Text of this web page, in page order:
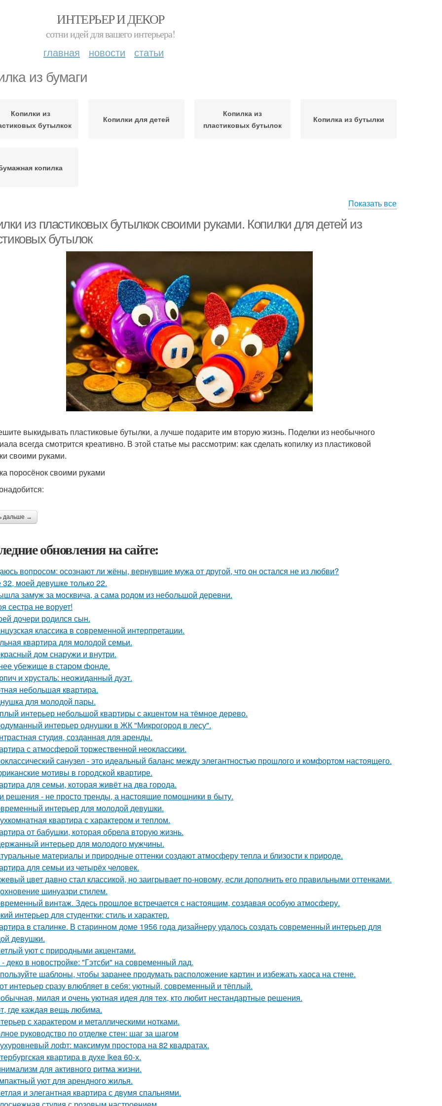
ИНТЕРЬЕР И ДЕКОР
сотни идей для вашего интерьера!
главная новости статьи
из бумаги
Копилки из
бутылкок
Копилки для детей
Копилка из
пластиковых бутылок
Копилка из бутылки
копилка
Показать все
из пластиковых бутылкок своими руками. Копилки для детей из
бутылок
выкидывать пластиковые бутылки, а лучше подарите им вторую жизнь. Поделки из необычного
всегда смотрится креативно. В этой статье мы рассмотрим: как сделать копилку из пластиковой
своими руками.
поросёнок своими руками
дальше →
обновления на сайте:
вопросом: осознают ли жёны, вернувшие мужа от другой, что он остался не из любви?
моей девушке только 22.
замуж за москвича, а сама родом из небольшой деревни.
сестра не ворует!
дочери родился сын.
классика в современной интерпретации.
квартира для молодой семьи.
дом снаружи и внутри.
убежище в старом фонде.
и хрусталь: неожиданный дуэт.
небольшая квартира.
для молодой пары.
интерьер небольшой квартиры с акцентом на тёмное дерево.
интерьер однушки в ЖК "Микрогород в лесу".
студия, созданная для аренды.
с атмосферой торжественной неоклассики.
санузел - это идеальный баланс между элегантностью прошлого и комфортом настоящего.
мотивы в городской квартире.
для семьи, которая живёт на два города.
решения - не просто тренды, а настоящие помощники в быту.
интерьер для молодой девушки.
квартира с характером и теплом.
от бабушки, которая обрела вторую жизнь.
интерьер для молодого мужчины.
материалы и природные оттенки создают атмосферу тепла и близости к природе.
для семьи из четырёх человек.
цвет давно стал классикой, но заигрывает по-новому, если дополнить его правильными оттенками.
шинуазри стилем.
винтаж. Здесь прошлое встречается с настоящим, создавая особую атмосферу.
интерьер для студентки: стиль и характер.
в сталинке. В старинном доме 1956 года дизайнеру удалось создать современный интерьер для
девушки.
уют с природными акцентами.
деко в новостройке: "Гэтсби" на современный лад.
шаблоны, чтобы заранее продумать расположение картин и избежать хаоса на стене.
интерьер сразу влюбляет в себя: уютный, современный и тёплый.
милая и очень уютная идея для тех, кто любит нестандартные решения.
где каждая вещь любима.
с характером и металлическими нотками.
руководство по отделке стен: шаг за шагом
лофт: максимум простора на 82 квадратах.
квартира в духе Ikea 60-х.
для активного ритма жизни.
уют для арендного жилья.
и элегантная квартира с двумя спальнями.